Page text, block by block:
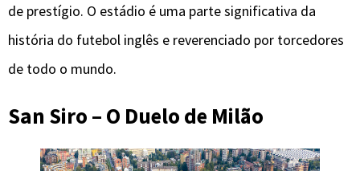
de prestígio. O estádio é uma parte significativa da
história do futebol inglês e reverenciado por torcedores
de todo o mundo.
San Siro – O Duelo de Milão